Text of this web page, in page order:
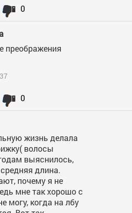
0
преображения
0
жизнь делала
волосы
выяснилось,
длина.
почему я не
мне так хорошо с
могу, когда на лбу